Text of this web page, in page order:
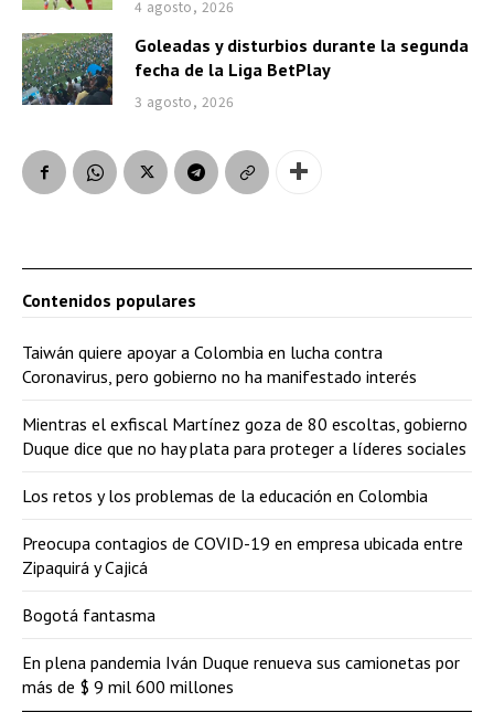
4 agosto, 2026
Goleadas y disturbios durante la segunda
fecha de la Liga BetPlay
3 agosto, 2026
Contenidos populares
Taiwán quiere apoyar a Colombia en lucha contra
Coronavirus, pero gobierno no ha manifestado interés
Mientras el exfiscal Martínez goza de 80 escoltas, gobierno
Duque dice que no hay plata para proteger a líderes sociales
Los retos y los problemas de la educación en Colombia
Preocupa contagios de COVID-19 en empresa ubicada entre
Zipaquirá y Cajicá
Bogotá fantasma
En plena pandemia Iván Duque renueva sus camionetas por
más de $ 9 mil 600 millones